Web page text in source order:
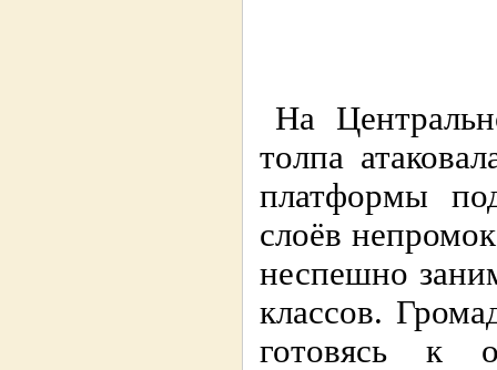
На
толпа
платформы
слоёв
неспешно
классов.
готовясь к